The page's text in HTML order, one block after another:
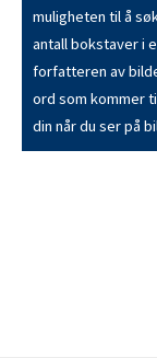
muligheten til å
antall bokstaver i
forfatteren av
ord som kommer
din når du ser på